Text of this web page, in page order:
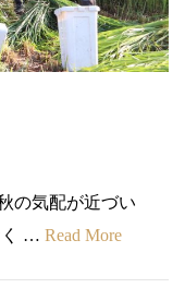
の気配が近づい
く … Read More